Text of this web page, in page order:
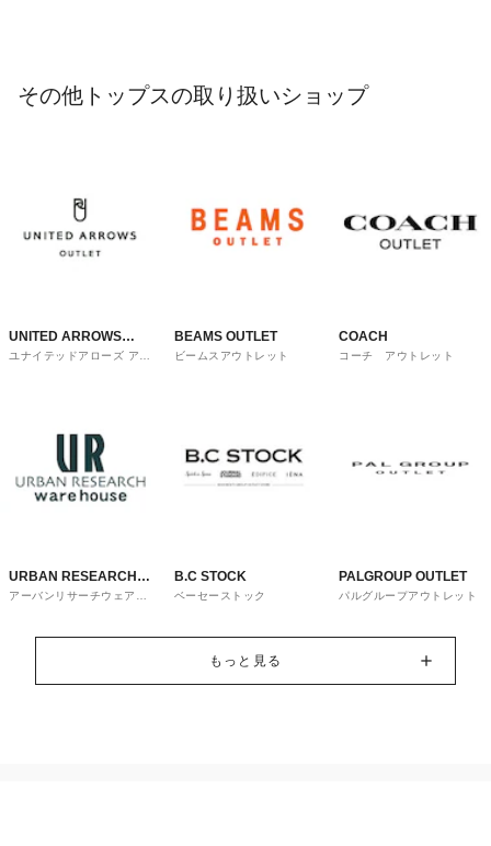
その他トップスの取り扱いショップ
UNITED ARROWS
OUTLET
ユナイテッドアローズ アウ
BEAMS OUTLET
ビームスアウトレット
COACH
コーチ アウトレット
URBAN RESEARCH
ware house
アーバンリサーチウェアハ
B.C STOCK
ベーセーストック
PALGROUP OUTLET
パルグループアウトレット
もっと見る